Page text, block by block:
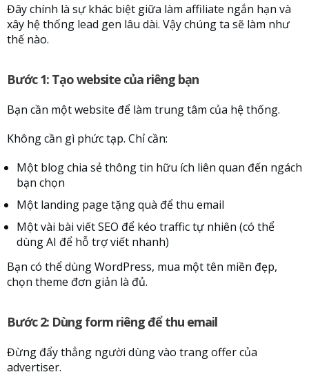
Đây chính là sự khác biệt giữa làm affiliate ngắn hạn và
xây hệ thống lead gen lâu dài. Vậy chúng ta sẽ làm như
thế nào.
Bước 1: Tạo website của riêng bạn
Bạn cần một website để làm trung tâm của hệ thống.
Không cần gì phức tạp. Chỉ cần:
Một blog chia sẻ thông tin hữu ích liên quan đến ngách
bạn chọn
Một landing page tặng quà để thu email
Một vài bài viết SEO để kéo traffic tự nhiên (có thể
dùng AI để hỗ trợ viết nhanh)
Bạn có thể dùng WordPress, mua một tên miền đẹp,
chọn theme đơn giản là đủ.
Bước 2: Dùng form riêng để thu email
Đừng đẩy thẳng người dùng vào trang offer của
advertiser.